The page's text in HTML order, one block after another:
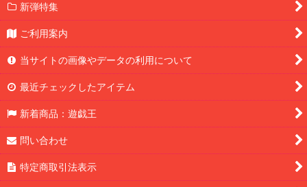
新弾特集
ご利用案内
当サイトの画像やデータの利用について
最近チェックしたアイテム
新着商品：遊戯王
問い合わせ
特定商取引法表示